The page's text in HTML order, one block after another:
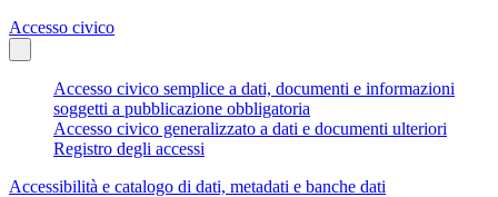
Accesso civico
Accesso civico semplice a dati, documenti e informazioni
soggetti a pubblicazione obbligatoria
Accesso civico generalizzato a dati e documenti ulteriori
Registro degli accessi
Accessibilità e catalogo di dati, metadati e banche dati